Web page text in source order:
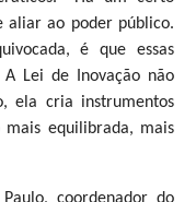
aliar ao poder público.
é que essas
A Lei de Inovação não
ela cria instrumentos
equilibrada, mais